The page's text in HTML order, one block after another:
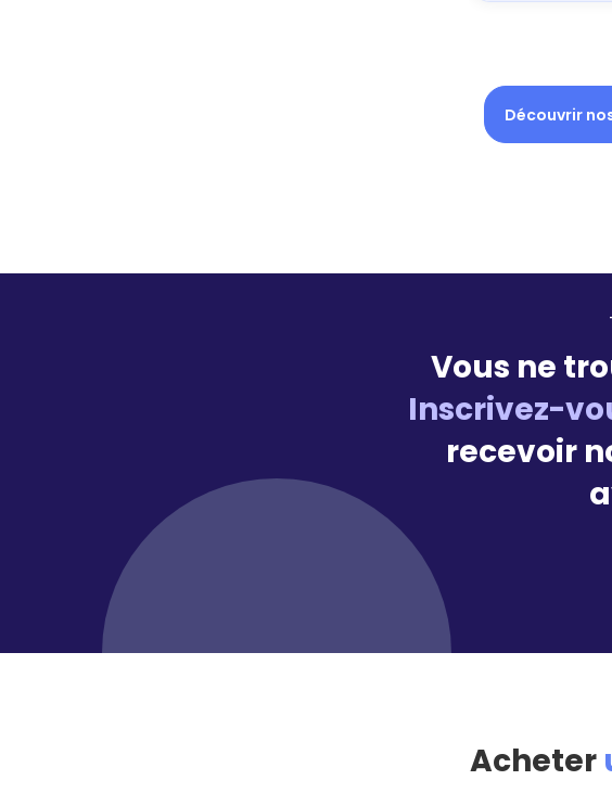
Découvrir
Vous ne
Inscrivez-
recevoir
Acheter